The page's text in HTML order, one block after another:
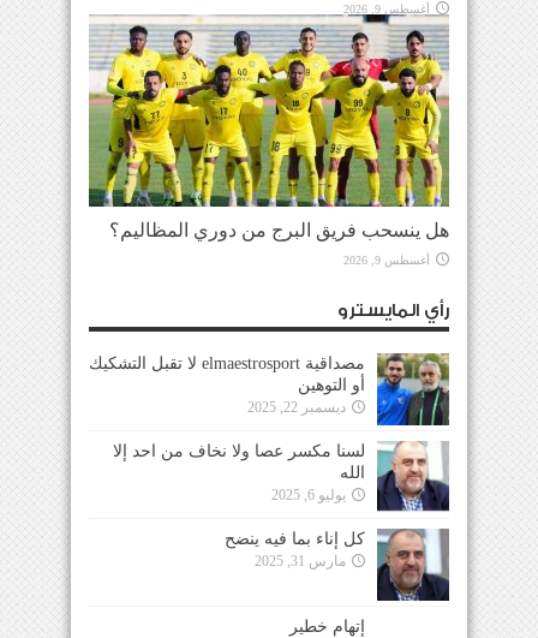
أغسطس 9, 2026
هل ينسحب فريق البرج من دوري المظاليم؟
أغسطس 9, 2026
رأي المايسترو
مصداقية elmaestrosport لا تقبل التشكيك
أو التوهين
ديسمبر 22, 2025
لسنا مكسر عصا ولا نخاف من احد إلا
الله
يوليو 6, 2025
كل إناء بما فيه ينضح
مارس 31, 2025
إتهام خطير